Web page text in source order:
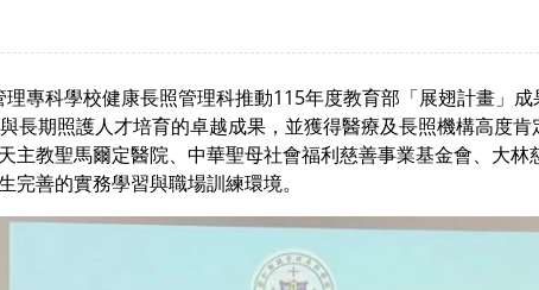
理專科學校健康長照管理科推動115年度教育部「展翅計畫」
長期照護人才培育的卓越成果，並獲得醫療及長照機構高度
主教聖馬爾定醫院、中華聖母社會福利慈善事業基金會、大
善的實務學習與職場訓練環境。